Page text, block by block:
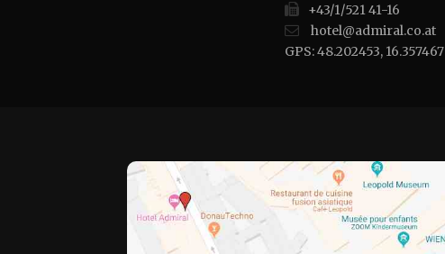
+43/1/521 41-16
hotel@admiral.co.at
GPS: 48.202453, 16.357467